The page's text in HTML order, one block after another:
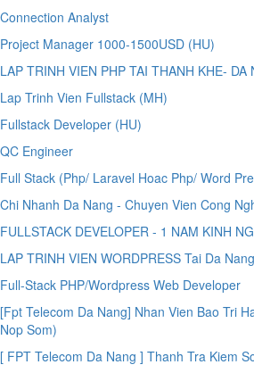
Connection Analyst
Project Manager 1000-1500USD (HU)
LAP TRINH VIEN PHP TAI THANH KHE- DA
Lap Trinh Vien Fullstack (MH)
Fullstack Developer (HU)
QC Engineer
Full Stack (Php/ Laravel Hoac Php/ Word
Chi Nhanh Da Nang - Chuyen Vien Cong
FULLSTACK DEVELOPER - 1 NAM KINH
LAP TRINH VIEN WORDPRESS Tai Da
Full-Stack PHP/Wordpress Web Developer
[Fpt Telecom Da Nang] Nhan Vien Bao Tri
Nop Som)
[ FPT Telecom Da Nang ] Thanh Tra Kiem